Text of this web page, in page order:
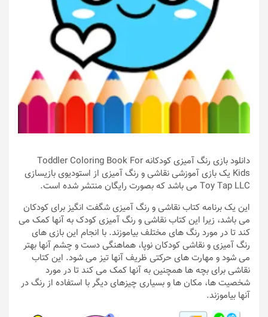
دانلود بازی رنگ آمیزی کودکانه Toddler Coloring Book For
Kids یک بازی آموزشی نقاشی و رنگ آمیزی از استودیوی بازیسازی
Toy Tap LLC می باشد که بصورت رایگان منتشر شده است.
این یک برنامه کتاب نقاشی و رنگ آمیزی شگفت انگیز برای کودکان
می باشد، زیرا این کتاب نقاشی و رنگ آمیزی کودک به آنها کمک می
کند تا در مورد رنگ های مختلف بیاموزند. با انجام این بازی های
رنگ آمیزی و نقاشی کودکان نوپا، هماهنگی دست و چشم آنها بهتر
می شود و مهارت های حرکتی ظریف آنها تیز می شود. این کتاب
نقاشی برای بچه ها همچنین به آنها کمک می کند تا در مورد
شخصیت ها، مکان ها و بسیاری چیزهای دیگر با استفاده از رنگ در
آنها بیاموزند.